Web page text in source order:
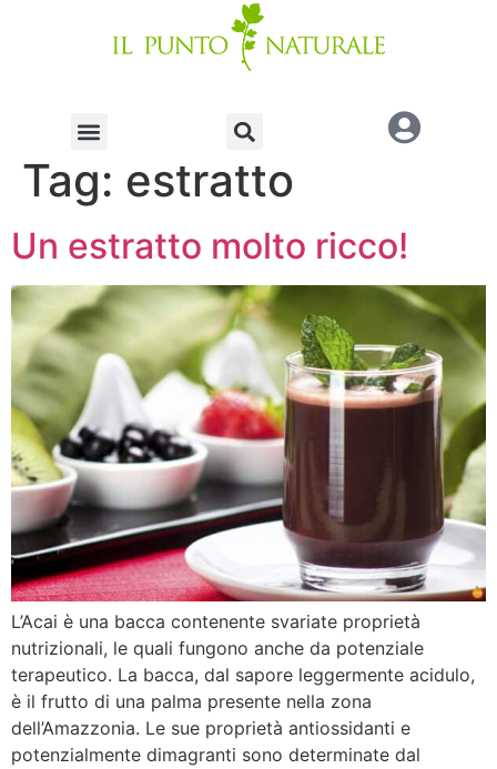
Tag: estratto
Un estratto molto ricco!
L’Acai è una bacca contenente svariate proprietà
nutrizionali, le quali fungono anche da potenziale
terapeutico. La bacca, dal sapore leggermente acidulo,
è il frutto di una palma presente nella zona
dell’Amazzonia. Le sue proprietà antiossidanti e
potenzialmente dimagranti sono determinate dal